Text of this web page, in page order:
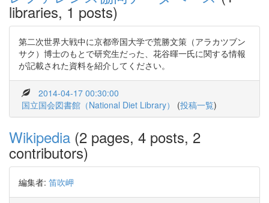
libraries, 1 posts)
第二次世界大戦中に京都帝国大学で荒勝文策（アラカツブン
サク）博士のもとで研究生だった、花谷暉一氏に関する情報
が記載された資料を紹介してください。
2014-04-17 00:30:00
国立国会図書館（National Diet Library）
(投稿一覧)
Wikipedia (2 pages, 4 posts, 2
contributors)
編集者: 笛吹岬